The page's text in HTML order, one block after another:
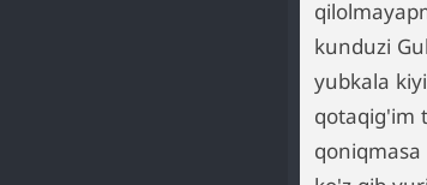
kunduzi
yubkala
qotaqig'im